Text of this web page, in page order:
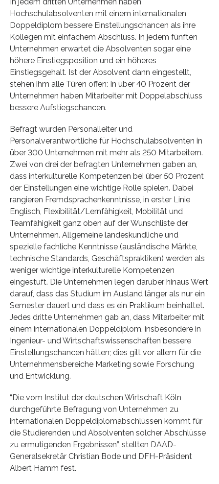
Hochschulabsolventen mit einem internationalen
Doppeldiplom bessere Einstellungschancen als ihre
Kollegen mit einfachem Abschluss. In jedem fünften
Unternehmen erwartet die Absolventen sogar eine
höhere Einstiegsposition und ein höheres
Einstiegsgehalt. Ist der Absolvent dann eingestellt,
stehen ihm alle Türen offen: In über 40 Prozent der
Unternehmen haben Mitarbeiter mit Doppelabschluss
bessere Aufstiegschancen.
Befragt wurden Personalleiter und
Personalverantwortliche für Hochschulabsolventen in
über 300 Unternehmen mit mehr als 250 Mitarbeitern.
Zwei von drei der befragten Unternehmen gaben an,
dass interkulturelle Kompetenzen bei über 50 Prozent
der Einstellungen eine wichtige Rolle spielen. Dabei
rangieren Fremdsprachenkenntnisse, in erster Linie
Englisch, Flexibilität/Lernfähigkeit, Mobilität und
Teamfähigkeit ganz oben auf der Wunschliste der
Unternehmen. Allgemeine landeskundliche und
spezielle fachliche Kenntnisse (ausländische Märkte,
technische Standards, Geschäftspraktiken) werden als
weniger wichtige interkulturelle Kompetenzen
eingestuft. Die Unternehmen legen darüber hinaus Wert
darauf, dass das Studium im Ausland länger als nur ein
Semester dauert und dass es ein Praktikum beinhaltet.
Jedes dritte Unternehmen gab an, dass Mitarbeiter mit
einem internationalen Doppeldiplom, insbesondere in
Ingenieur- und Wirtschaftswissenschaften bessere
Einstellungschancen hätten; dies gilt vor allem für die
Unternehmensbereiche Marketing sowie Forschung
und Entwicklung.
“Die vom Institut der deutschen Wirtschaft Köln
durchgeführte Befragung von Unternehmen zu
internationalen Doppeldiplomabschlüssen kommt für
die Studierenden und Absolventen solcher Abschlüsse
zu ermutigenden Ergebnissen”, stellten DAAD-
Generalsekretär Christian Bode und DFH-Präsident
Albert Hamm fest.